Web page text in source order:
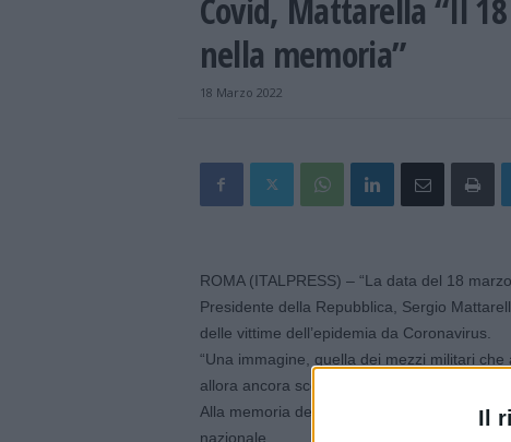
Il
Covid, Mattarella “Il
nella memoria”
18 Marzo 2022
ROMA (ITALPRESS) – “La data del 18
Presidente della Repubblica, Sergio
delle vittime dell’epidemia da Coronavirus.
“Una immagine, quella dei mezzi militari
allora ancora sconosciuto, che racchiudeva
Alla memoria delle vittime ci inchiniamo.
nazionale.